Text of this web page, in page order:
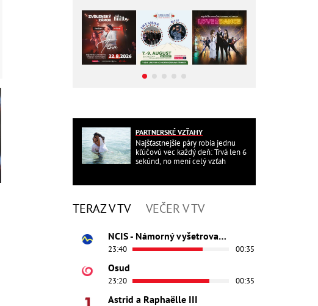
PARTNERSKÉ VZŤAHY
Najšťastnejšie páry robia jednu
kľúčovú vec každý deň: Trvá len 6
sekúnd, no mení celý vzťah
TERAZ V TV VEČER V TV
NCIS - Námorný vyšetrovací úrad
23:40 00:35
Osud
23:20 00:35
Astrid a Raphaëlle III